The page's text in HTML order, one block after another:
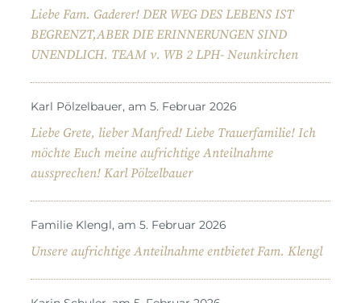
Liebe Fam. Gaderer! DER WEG DES LEBENS IST
BEGRENZT,ABER DIE ERINNERUNGEN SIND
UNENDLICH. TEAM v. WB 2 LPH- Neunkirchen
Karl Pölzelbauer, am 5. Februar 2026
Liebe Grete, lieber Manfred! Liebe Trauerfamilie! Ich
möchte Euch meine aufrichtige Anteilnahme
aussprechen! Karl Pölzelbauer
Familie Klengl, am 5. Februar 2026
Unsere aufrichtige Anteilnahme entbietet Fam. Klengl